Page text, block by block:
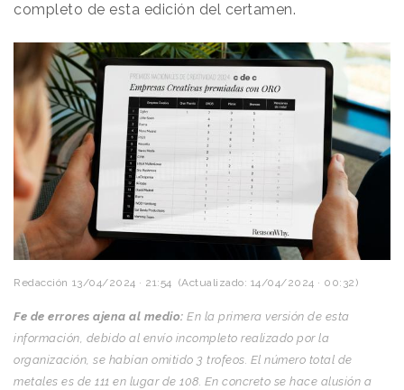
completo de esta edición del certamen.
Redacción 13/04/2024 · 21:54 (Actualizado: 14/04/2024 · 00:32)
Fe de errores ajena al medio: En la primera versión de esta
información, debido al envío incompleto realizado por la
organización, se habían omitido 3 trofeos. El número total de
metales es de 111 en lugar de 108. En concreto se hace alusión a